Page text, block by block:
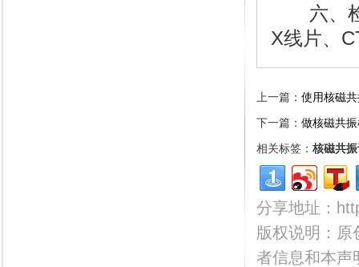
六、检
X线片、
上一篇： 使用核磁
下一篇： 做核磁共
相关标签： 核磁共
分享地址：
版权说明：原
者信息和本声